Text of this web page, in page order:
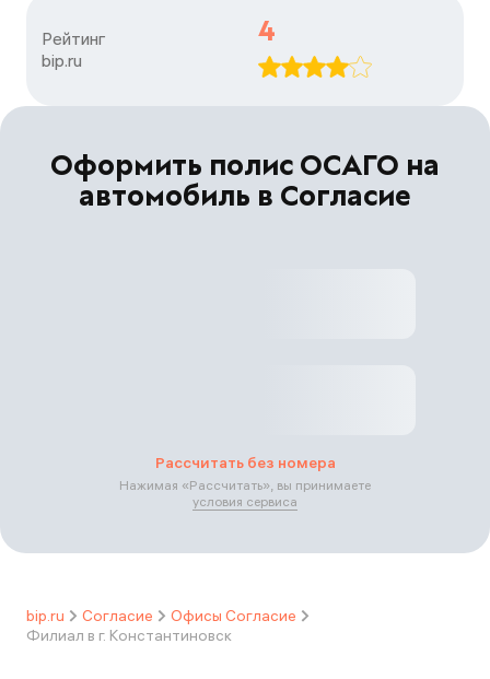
Рейтинг
bip.ru
4
Оформить полис ОСАГО на
автомобиль в Согласие
Рассчитать без номера
Нажимая «Рассчитать», вы принимаете
условия сервиса
bip.ru Согласие
Офисы Согласие
Филиал в г. Константиновск